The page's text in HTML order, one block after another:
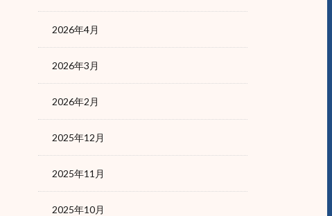
2026年4月
2026年3月
2026年2月
2025年12月
2025年11月
2025年10月